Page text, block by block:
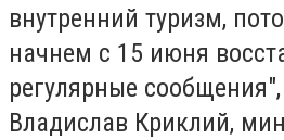
внутренний туризм,
начнем с 15 июня
регулярные
Владислав Криклий,